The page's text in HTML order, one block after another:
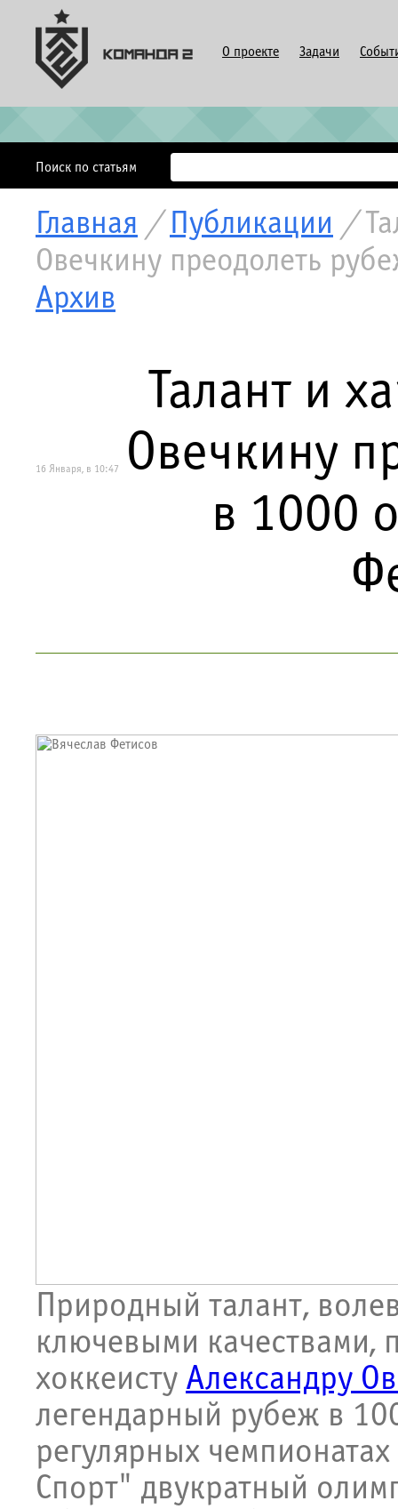
О проекте Задачи
Поиск по статьям
Главная / Публикации /
Овечкину преодолеть
Архив
16 Января, в 10:47
Талант и
Овечкину
в 1000
Природный талант,
ключевыми качествами,
хоккеисту Александру
легендарный рубеж в
регулярных чемпионатах
Спорт" двукратный